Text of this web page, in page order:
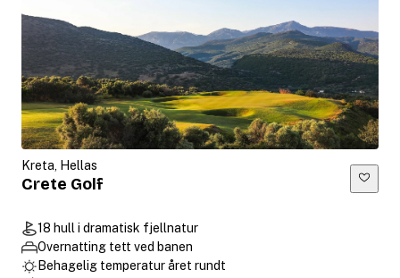
Kreta, Hellas
Crete Golf
18 hull i dramatisk fjellnatur
Overnatting tett ved banen
Behagelig temperatur året rundt